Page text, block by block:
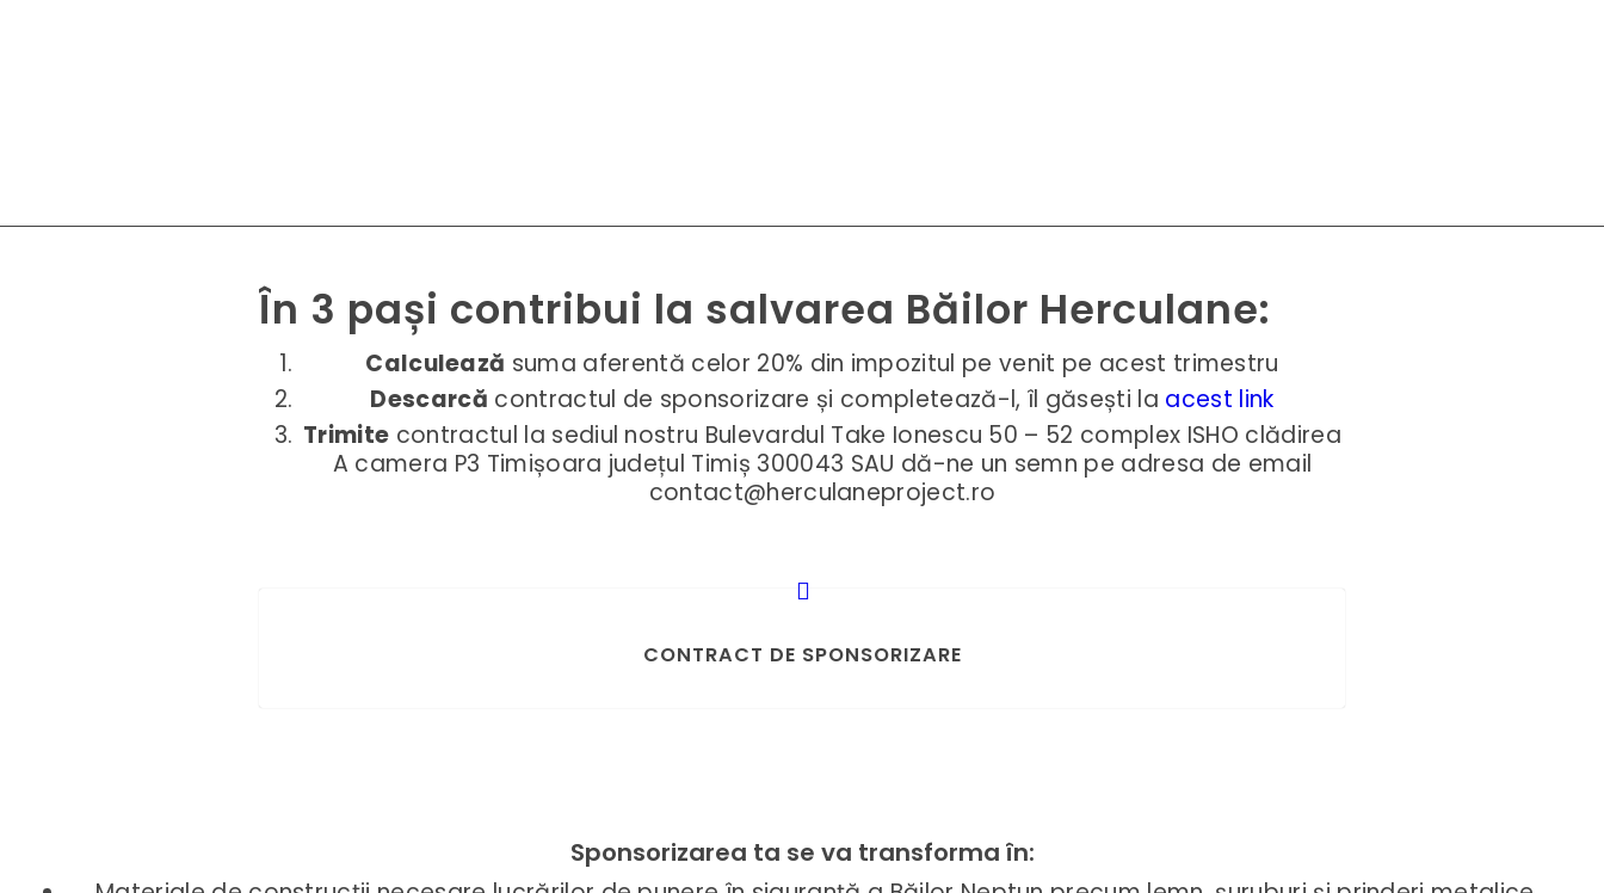
În 3 pași contribui la salvarea Băilor Herculane:
Calculează suma aferentă celor 20% din impozitul pe venit pe acest trimestru
Descarcă contractul de sponsorizare și completează-l, îl găsești la acest link
Trimite contractul la sediul nostru Bulevardul Take Ionescu 50 – 52 complex ISHO clădirea
A camera P3 Timișoara județul Timiș 300043 SAU dă-ne un semn pe adresa de email
contact@herculaneproject.ro
CONTRACT DE SPONSORIZARE
Sponsorizarea ta se va transforma în: